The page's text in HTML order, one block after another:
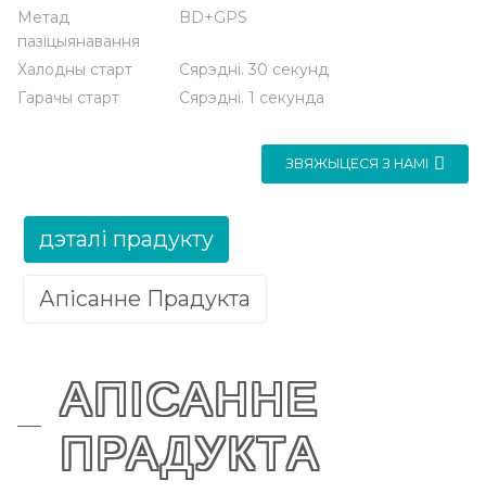
Метад
пазіцыянавання
BD+GPS
Халодны старт
Сярэдні. 30 секунд
Гарачы старт
Сярэдні. 1 секунда
ЗВЯЖЫЦЕСЯ З НАМІ
дэталі прадукту
Апісанне Прадукта
АПІСАННЕ
ПРАДУКТА